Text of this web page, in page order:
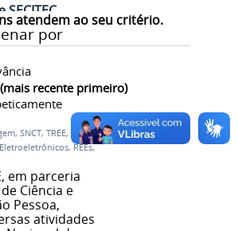
atendem ao seu critério.
por
recente primeiro)
SECITEC
de
resíduos
19ª SNCT em
—última modificação
, SNCT, TREE, UFPB,
, REEs,
em parceria
Ciência e
Pessoa,
atividades